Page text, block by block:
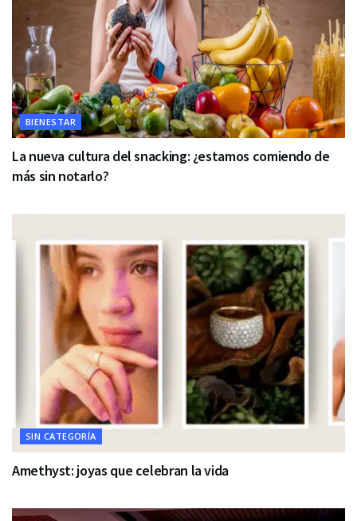
BIENESTAR
La nueva cultura del snacking: ¿estamos comiendo de
más sin notarlo?
SIN CATEGORÍA
Amethyst: joyas que celebran la vida